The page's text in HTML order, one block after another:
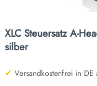
XLC Steuersatz A-
silber
✓ Versandkostenfrei in